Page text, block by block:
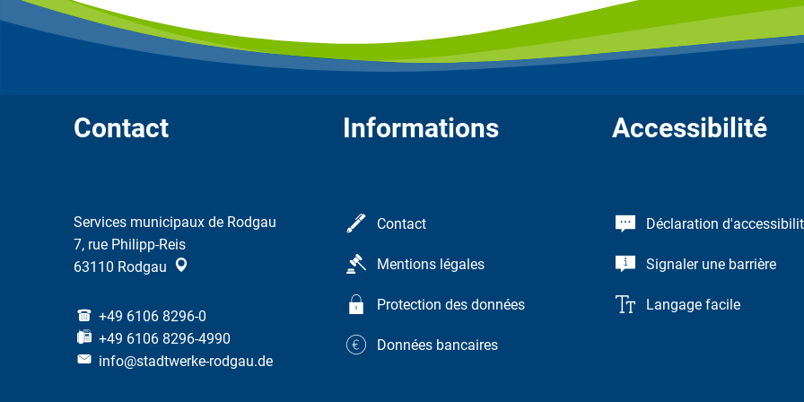
Contact
Services municipaux de Rodgau
7, rue Philipp-Reis
63110 Rodgau
+49 6106 8296-0
+49 6106 8296-4990
info@stadtwerke-rodgau.de
Informations
Contact
Mentions légales
Protection des données
Données bancaires
Accessibilité
Déclaration
Signaler une barrière
Langage facile